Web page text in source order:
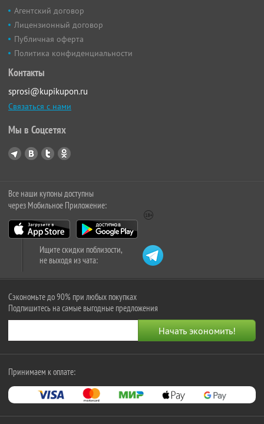
Агентский договор
Лицензионный договор
Публичная оферта
Политика конфиденциальности
Контакты
sprosi@kupikupon.ru
Связаться с нами
Мы в Соцсетях
Все наши купоны доступны
через Мобильное Приложение:
Ищите скидки поблизости,
не выходя из чата:
Сэкономьте до 90% при любых покупках
Подпишитесь на самые выгодные предложения
Принимаем к оплате: